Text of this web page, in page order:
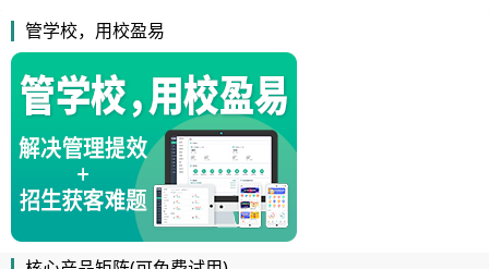
管学校，用校盈易